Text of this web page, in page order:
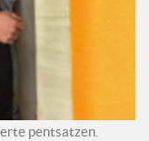
pentsatzen.